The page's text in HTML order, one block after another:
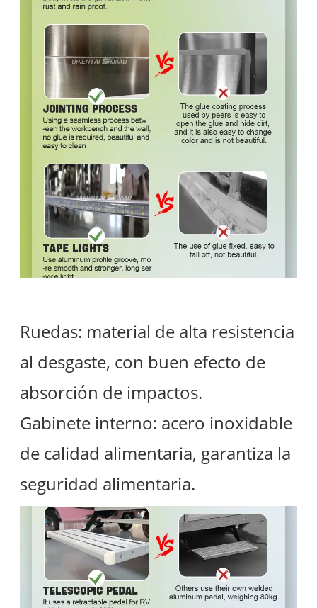
Ruedas: material de alta resistencia
al desgaste, con buen efecto de
absorción de impactos.
Gabinete interno: acero inoxidable
de calidad alimentaria, garantiza la
seguridad alimentaria.